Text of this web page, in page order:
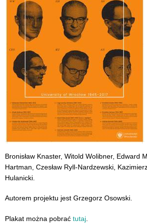
Bronisław Knaster, Witold Wolibner, Edward
Hartman, Czesław Ryll-Nardzewski,
Hulanicki.
Autorem projektu jest Grzegorz Osowski.
Plakat można pobrać tutaj